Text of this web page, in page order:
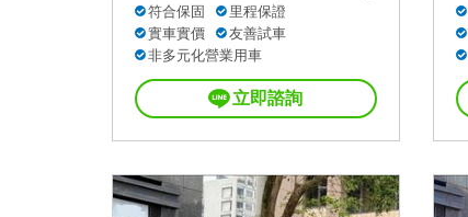
符合保固
里程保證
實車實價
友善試車
非多元化營業用車
立即諮詢